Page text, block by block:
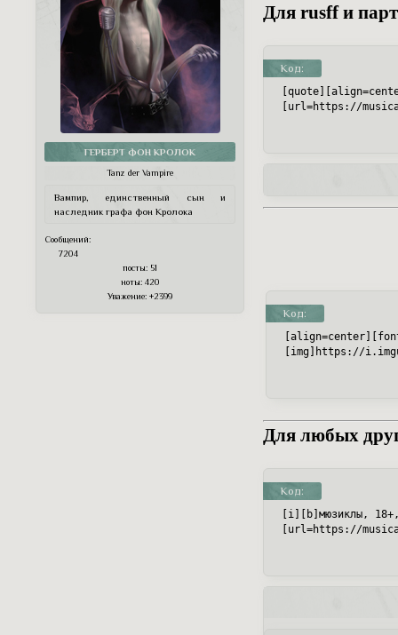
ГЕРБЕРТ ФОН КРОЛОК
Tanz der Vampire
Вампир, единственный сын и
наследник графа фон Кролока
Сообщений:
7204
посты: 51
ноты:420
Уважение: +2399
Для rusff и
Код:
[url=https://
Код:
[img]https://
Для любых
Код:
[i][b]мюзиклы,
[url=https://